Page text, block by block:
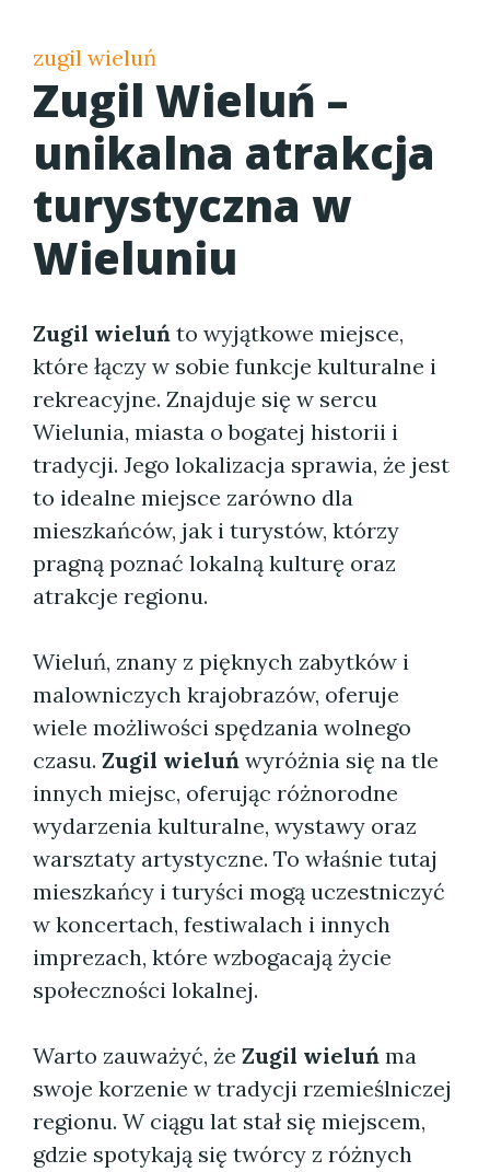
zugil wieluń
Zugil Wieluń –
unikalna atrakcja
turystyczna w
Wieluniu
Zugil wieluń to wyjątkowe miejsce,
które łączy w sobie funkcje kulturalne i
rekreacyjne. Znajduje się w sercu
Wielunia, miasta o bogatej historii i
tradycji. Jego lokalizacja sprawia, że jest
to idealne miejsce zarówno dla
mieszkańców, jak i turystów, którzy
pragną poznać lokalną kulturę oraz
atrakcje regionu.
Wieluń, znany z pięknych zabytków i
malowniczych krajobrazów, oferuje
wiele możliwości spędzania wolnego
czasu. Zugil wieluń wyróżnia się na tle
innych miejsc, oferując różnorodne
wydarzenia kulturalne, wystawy oraz
warsztaty artystyczne. To właśnie tutaj
mieszkańcy i turyści mogą uczestniczyć
w koncertach, festiwalach i innych
imprezach, które wzbogacają życie
społeczności lokalnej.
Warto zauważyć, że Zugil wieluń ma
swoje korzenie w tradycji rzemieślniczej
regionu. W ciągu lat stał się miejscem,
gdzie spotykają się twórcy z różnych